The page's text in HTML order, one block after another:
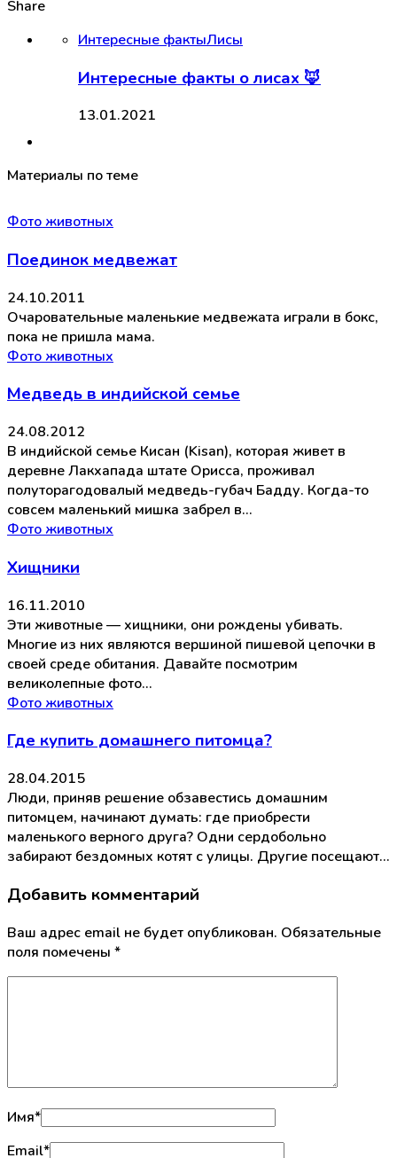
Share
Интересные фактыЛисы
Интересные факты о лисах 🦊
13.01.2021
Материалы по теме
Фото животных
Поединок медвежат
24.10.2011
Очаровательные маленькие медвежата играли в бокс,
пока не пришла мама.
Фото животных
Медведь в индийской семье
24.08.2012
В индийской семье Кисан (Kisan), которая живет в
деревне Лакхапада штате Орисса, проживал
полуторагодовалый медведь-губач Бадду. Когда-то
совсем маленький мишка забрел в…
Фото животных
Хищники
16.11.2010
Эти животные — хищники, они рождены убивать.
Многие из них являются вершиной пишевой цепочки в
своей среде обитания. Давайте посмотрим
великолепные фото…
Фото животных
Где купить домашнего питомца?
28.04.2015
Люди, приняв решение обзавестись домашним
питомцем, начинают думать: где приобрести
маленького верного друга? Одни сердобольно
забирают бездомных котят с улицы. Другие посещают…
Добавить комментарий
Ваш адрес email не будет опубликован. Обязательные
поля помечены *
Имя*
Email*